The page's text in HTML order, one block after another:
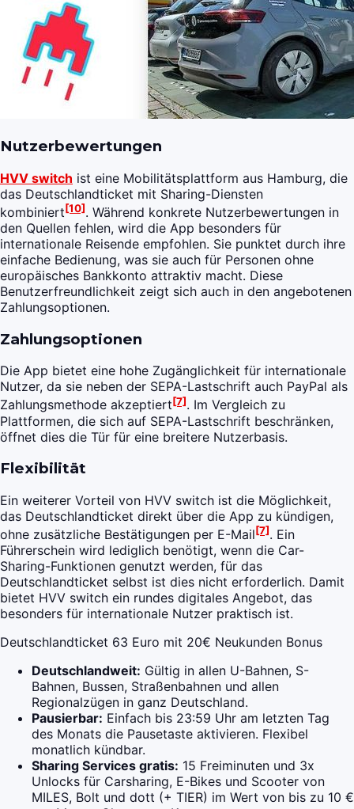
Nutzerbewertungen
HVV switch ist eine Mobilitätsplattform aus Hamburg, die
das Deutschlandticket mit Sharing-Diensten
kombiniert[10]. Während konkrete Nutzerbewertungen in
den Quellen fehlen, wird die App besonders für
internationale Reisende empfohlen. Sie punktet durch ihre
einfache Bedienung, was sie auch für Personen ohne
europäisches Bankkonto attraktiv macht. Diese
Benutzerfreundlichkeit zeigt sich auch in den angebotenen
Zahlungsoptionen.
Zahlungsoptionen
Die App bietet eine hohe Zugänglichkeit für internationale
Nutzer, da sie neben der SEPA-Lastschrift auch PayPal als
Zahlungsmethode akzeptiert[7]. Im Vergleich zu
Plattformen, die sich auf SEPA-Lastschrift beschränken,
öffnet dies die Tür für eine breitere Nutzerbasis.
Flexibilität
Ein weiterer Vorteil von HVV switch ist die Möglichkeit,
das Deutschlandticket direkt über die App zu kündigen,
ohne zusätzliche Bestätigungen per E-Mail[7]. Ein
Führerschein wird lediglich benötigt, wenn die Car-
Sharing-Funktionen genutzt werden, für das
Deutschlandticket selbst ist dies nicht erforderlich. Damit
bietet HVV switch ein rundes digitales Angebot, das
besonders für internationale Nutzer praktisch ist.
Deutschlandticket 63 Euro mit 20€ Neukunden Bonus
Deutschlandweit: Gültig in allen U-Bahnen, S-
Bahnen, Bussen, Straßenbahnen und allen
Regionalzügen in ganz Deutschland.
Pausierbar: Einfach bis 23:59 Uhr am letzten Tag
des Monats die Pausetaste aktivieren. Flexibel
monatlich kündbar.
Sharing Services gratis: 15 Freiminuten und 3x
Unlocks für Carsharing, E-Bikes und Scooter von
MILES, Bolt und dott (+ TIER) im Wert von bis zu 10 €